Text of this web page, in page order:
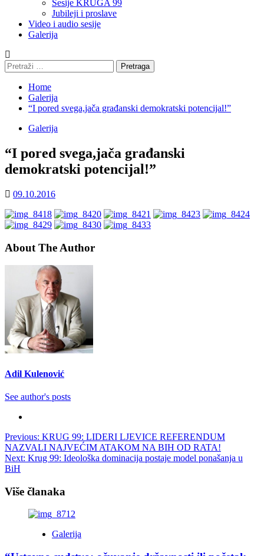
Sesije KRUGA 99
Jubileji i proslave
Video i audio sesije
Galerija
Pretraga:
Home
Galerija
“I pored svega,jača građanski demokratski potencijal!”
Galerija
“I pored svega,jača građanski
demokratski potencijal!”
09.10.2016
About The Author
Adil Kulenović
See author's posts
Post
navigation
Previous: KRUG 99: LIDERI LJEVICE REFERENDUM
NAZVALI NAJVEĆIM ATAKOM NA BIH OD RATA!
Next: Krug 99: Ideološka dominacija postaje model ponašanja u
BiH
Više članaka
Galerija